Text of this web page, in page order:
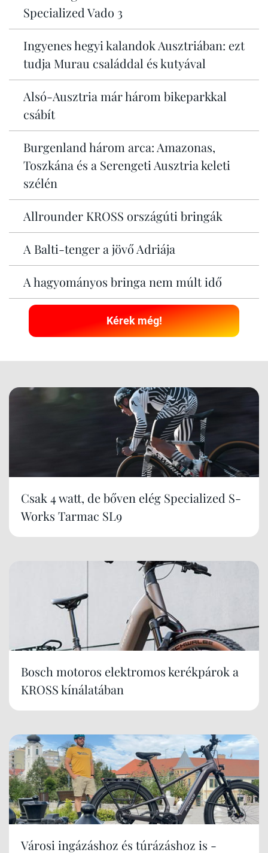
Specialized Vado 3
Ingyenes hegyi kalandok Ausztriában: ezt
tudja Murau családdal és kutyával
Alsó-Ausztria már három bikeparkkal
csábít
Burgenland három arca: Amazonas,
Toszkána és a Serengeti Ausztria keleti
szélén
Allrounder KROSS országúti bringák
A Balti-tenger a jövő Adriája
A hagyományos bringa nem múlt idő
Kérek még!
Csak 4 watt, de bőven elég Specialized S-
Works Tarmac SL9
Bosch motoros elektromos kerékpárok a
KROSS kínálatában
Városi ingázáshoz és túrázáshoz is -